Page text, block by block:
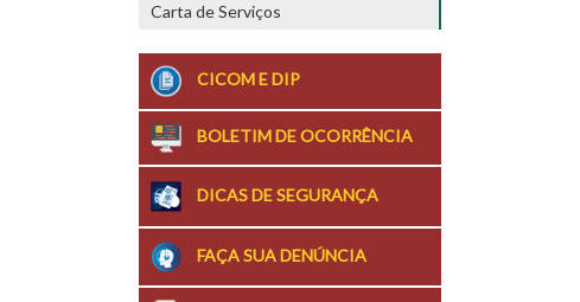
Carta de Serviços
CICOM E DIP
BOLETIM DE OCORRÊNCIA
DICAS DE SEGURANÇA
FAÇA SUA DENÚNCIA